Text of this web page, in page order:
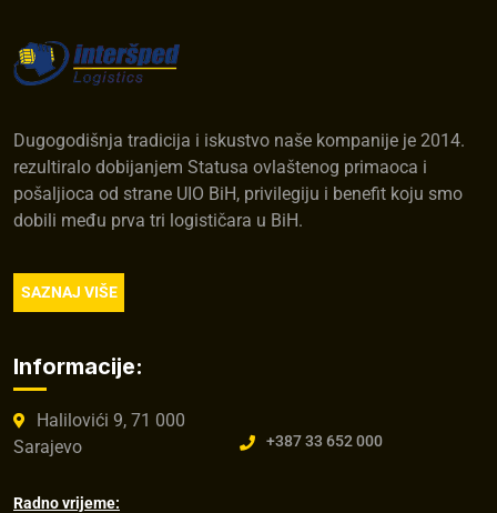
Dugogodišnja tradicija i iskustvo naše kompanije je 2014.
rezultiralo dobijanjem Statusa ovlaštenog primaoca i
pošaljioca od strane UIO BiH, privilegiju i benefit koju smo
dobili među prva tri logističara u BiH.
SAZNAJ VIŠE
Informacije:
Halilovići 9, 71 000
Sarajevo
+387 33 652 000
Radno vrijeme: